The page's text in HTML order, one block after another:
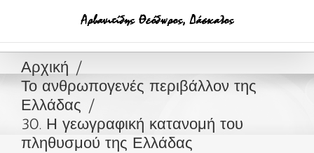
Αρχική
Το ανθρωπογενές περιβάλλον της
Ελλάδας
30. Η γεωγραφική κατανομή του
πληθυσμού της Ελλάδας